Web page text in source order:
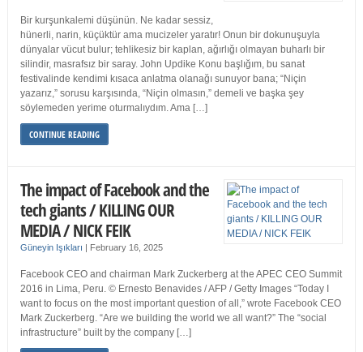
Bir kurşunkalemi düşünün. Ne kadar sessiz,
hünerli, narin, küçüktür ama mucizeler yaratır! Onun bir dokunuşuyla
dünyalar vücut bulur; tehlikesiz bir kaplan, ağırlığı olmayan buharlı bir
silindir, masrafsız bir saray. John Updike Konu başlığım, bu sanat
festivalinde kendimi kısaca anlatma olanağı sunuyor bana; “Niçin
yazarız,” sorusu karşısında, “Niçin olmasın,” demeli ve başka şey
söylemeden yerime oturmalıydım. Ama […]
CONTINUE READING
The impact of Facebook and the
tech giants / KILLING OUR
MEDIA / NICK FEIK
Güneyin Işıkları | February 16, 2025
Facebook CEO and chairman Mark Zuckerberg at the APEC CEO Summit
2016 in Lima, Peru. © Ernesto Benavides / AFP / Getty Images “Today I
want to focus on the most important question of all,” wrote Facebook CEO
Mark Zuckerberg. “Are we building the world we all want?” The “social
infrastructure” built by the company […]